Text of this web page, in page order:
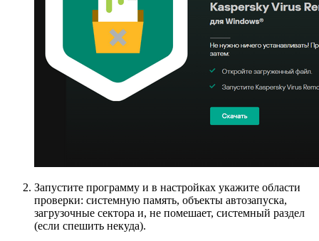
Запустите программу и в настройках укажите области
проверки: системную память, объекты автозапуска,
загрузочные сектора и, не помешает, системный раздел
(если спешить некуда).